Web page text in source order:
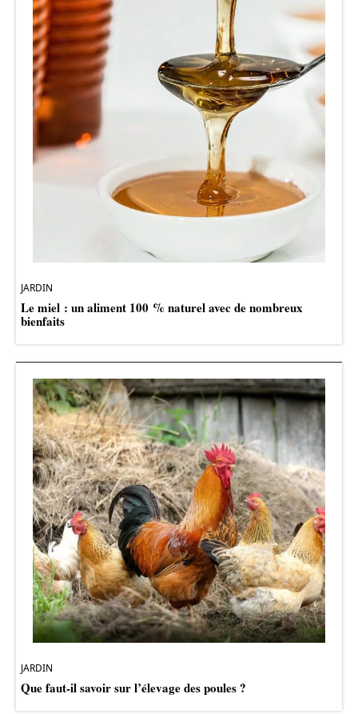
JARDIN
Le miel : un aliment 100 % naturel avec de nombreux
bienfaits
JARDIN
Que faut-il savoir sur l’élevage des poules ?